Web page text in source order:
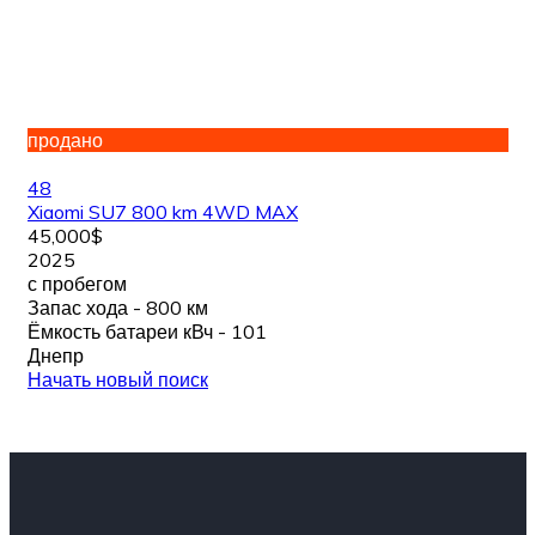
продано
48
Xiaomi SU7 800 km 4WD MAX
45,000$
2025
с пробегом
Запас хода - 800 км
Ёмкость батареи кВч - 101
Днепр
Начать новый поиск